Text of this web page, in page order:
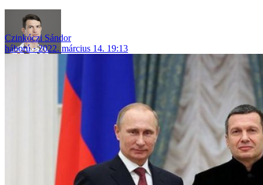
Czinkóczi Sándor
háború
2022. március 14. 19:13